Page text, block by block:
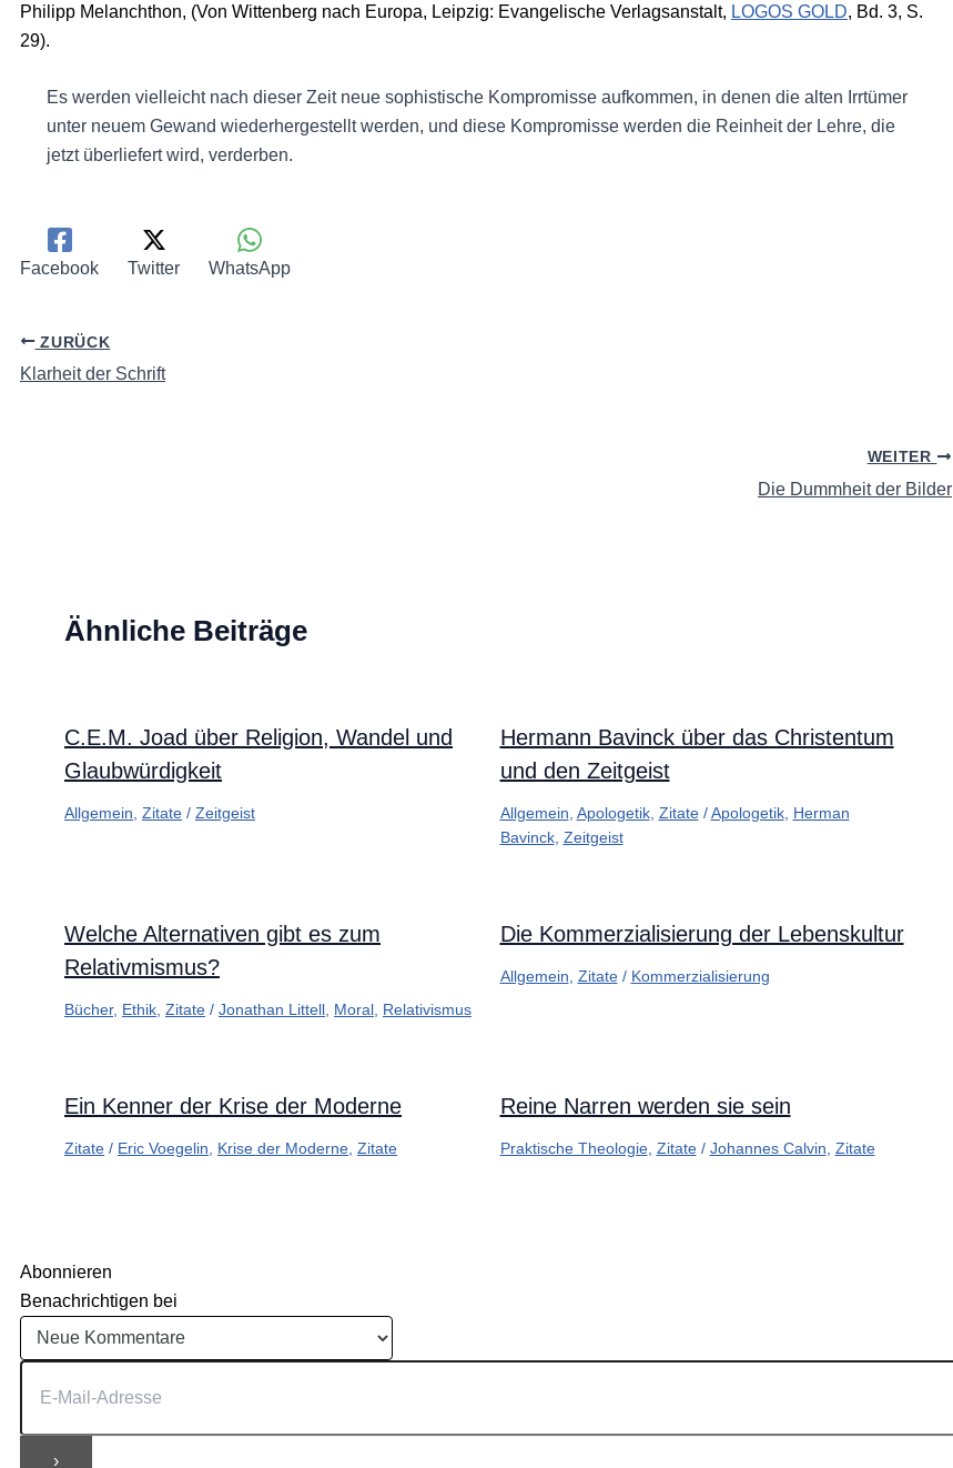
Philipp Melanchthon, (Von Wittenberg nach Europa, Leipzig: Evangelische Verlagsanstalt, LOGOS GOLD, Bd. 3, S.
29).
Es werden vielleicht nach dieser Zeit neue sophistische Kompromisse aufkommen, in denen die alten Irrtümer
unter neuem Gewand wiederhergestellt werden, und diese Kompromisse werden die Reinheit der Lehre, die
jetzt überliefert wird, verderben.
Facebook Twitter WhatsApp
ZURÜCK
Klarheit der Schrift
WEITER
Die Dummheit der Bilder
Ähnliche Beiträge
C.E.M. Joad über Religion, Wandel und
Glaubwürdigkeit
Allgemein Zitate / Zeitgeist
Hermann Bavinck über das Christentum
und den Zeitgeist
Allgemein Apologetik, Zitate/Apologetik, Herman
Bavinck, Zeitgeist
Welche Alternativen gibt es zum
Relativmismus?
Bücher, Ethik Zitate / Jonathan Littell Moral Relativismus
Die Kommerzialisierung der Lebenskultur
Allgemein Zitate/ Kommerzialisierung
Ein Kenner der Krise der Moderne
Zitate / Eric Voegelin Krise der Moderne Zitate
Reine Narren werden sie sein
Praktische Theologie, Zitate/ Johannes Calvin Zitate
Abonnieren
Benachrichtigen bei